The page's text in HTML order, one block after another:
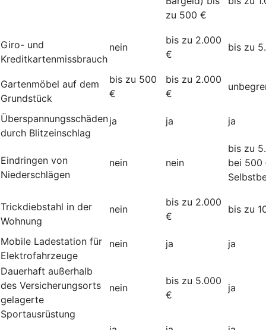
zu 500 €
Giro- und
Kreditkartenmissbrauch
nein
bis zu 2.000
€
bis zu
Gartenmöbel auf dem
Grundstück
bis zu 500
€
bis zu 2.000
€
Überspannungsschäden
durch Blitzeinschlag
ja ja ja
Eindringen von
Niederschlägen
nein nein
bis zu
bei 500
Trickdiebstahl in der
Wohnung
nein
bis zu 2.000
€
bis zu
Mobile Ladestation für
Elektrofahrzeuge
nein ja ja
Dauerhaft außerhalb
des Versicherungsorts
gelagerte
Sportausrüstung
nein
bis zu 5.000
€
ja